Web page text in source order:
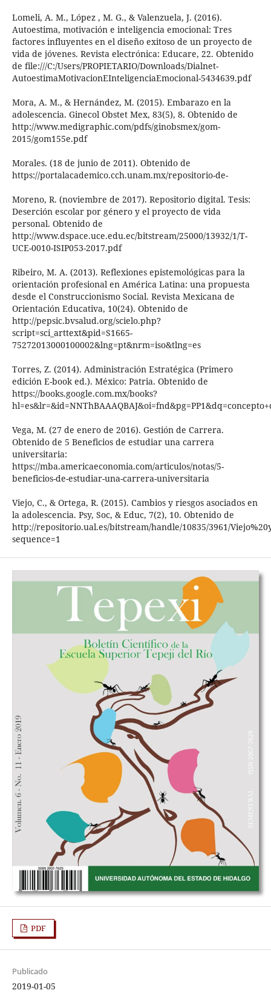
Lomeli, A. M., López , M. G., & Valenzuela, J. (2016).
Autoestima, motivación e inteligencia emocional: Tres
factores influyentes en el diseño exitoso de un proyecto de
vida de jóvenes. Revista electrónica: Educare, 22. Obtenido
de file:///C:/Users/PROPIETARIO/Downloads/Dialnet-
AutoestimaMotivacionEInteligenciaEmocional-5434639.pdf
Mora, A. M., & Hernández, M. (2015). Embarazo en la
adolescencia. Ginecol Obstet Mex, 83(5), 8. Obtenido de
http://www.medigraphic.com/pdfs/ginobsmex/gom-
2015/gom155e.pdf
Morales. (18 de junio de 2011). Obtenido de
https://portalacademico.cch.unam.mx/repositorio-de-
Moreno, R. (noviembre de 2017). Repositorio digital. Tesis:
Deserción escolar por género y el proyecto de vida
personal. Obtenido de
http://www.dspace.uce.edu.ec/bitstream/25000/13932/1/T-
UCE-0010-ISIP053-2017.pdf
Ribeiro, M. A. (2013). Reflexiones epistemológicas para la
orientación profesional en América Latina: una propuesta
desde el Construccionismo Social. Revista Mexicana de
Orientación Educativa, 10(24). Obtenido de
http://pepsic.bvsalud.org/scielo.php?
script=sci_arttext&pid=S1665-
75272013000100002&lng=pt&nrm=iso&tlng=es
Torres, Z. (2014). Administración Estratégica (Primero
edición E-book ed.). México: Patria. Obtenido de
https://books.google.com.mx/books?
Vega, M. (27 de enero de 2016). Gestión de Carrera.
Obtenido de 5 Beneficios de estudiar una carrera
universitaria:
https://mba.americaeconomia.com/articulos/notas/5-
beneficios-de-estudiar-una-carrera-universitaria
Viejo, C., & Ortega, R. (2015). Cambios y riesgos asociados en
la adolescencia. Psy, Soc, & Educ, 7(2), 10. Obtenido de
http://repositorio.ual.es/bitstream/handle/10835/3961/
sequence=1
PDF
Publicado
2019-01-05